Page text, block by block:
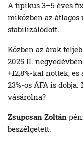
A tipikus 3–5 éves
miközben az átlagos
stabilizálódott.
Közben az árak
2025 II.
+12,8%-kal nőttek,
23%-os ÁFA is
vásárolna?
Zsupcsan Zoltán
beszélgetett.